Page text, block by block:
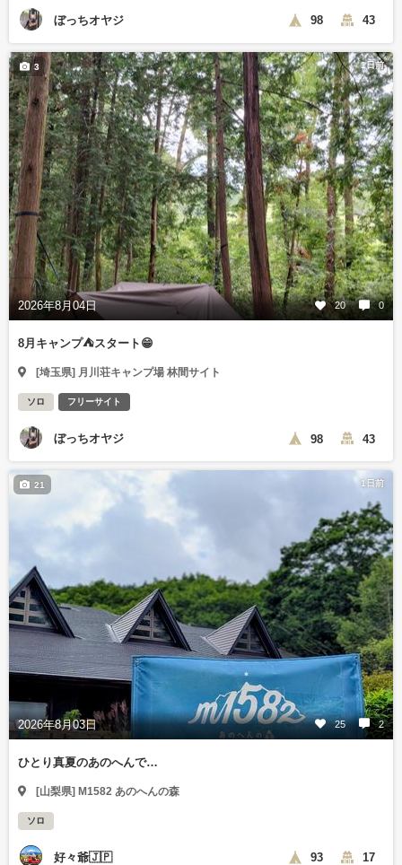
ぼっちオヤジ 98 43
1日前
2026年8月04日 20 0
3
8月キャンプ⛺️スタート😁
[埼玉県] 月川荘キャンプ場 林間サイト
ソロ フリーサイト
ぼっちオヤジ 98 43
1日前
2026年8月03日 25 2
21
ひとり真夏のあのへんで…
[山梨県] M1582 あのへんの森
ソロ
好々爺🇯🇵 93 17